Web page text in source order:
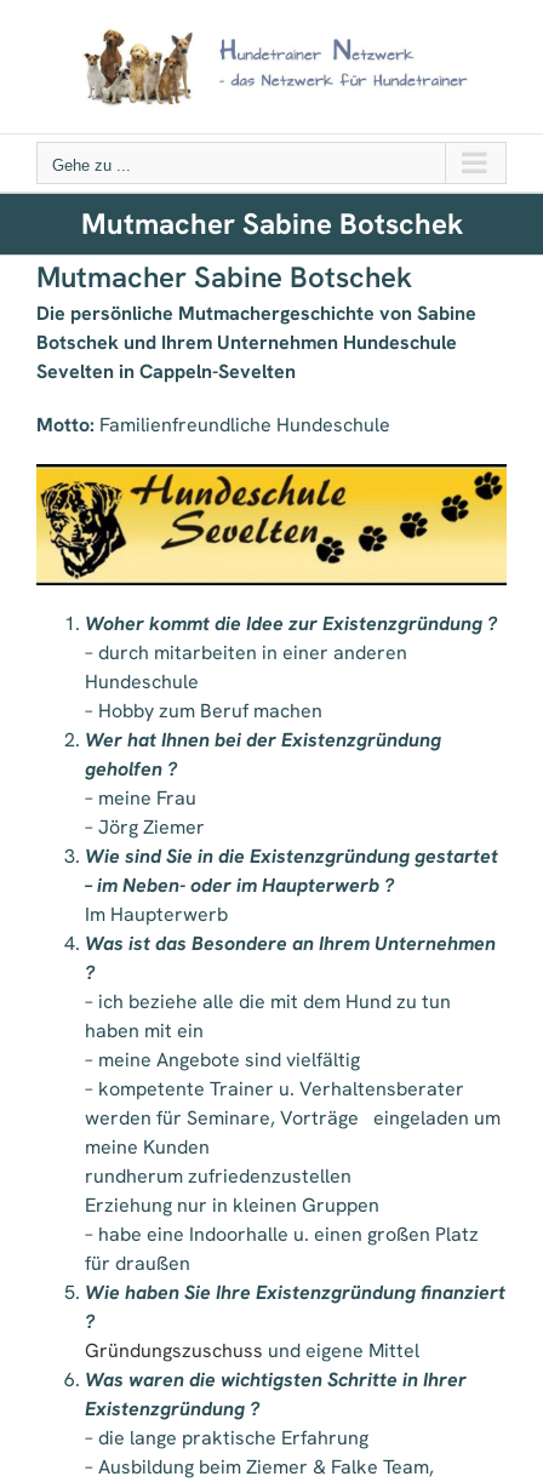
Gehe zu ...
Mutmacher Sabine Botschek
Mutmacher Sabine Botschek
Die persönliche Mutmachergeschichte von Sabine
Botschek und Ihrem Unternehmen Hundeschule
Sevelten in Cappeln-Sevelten
Motto: Familienfreundliche Hundeschule
Woher kommt die Idee zur Existenzgründung ?
– durch mitarbeiten in einer anderen
Hundeschule
– Hobby zum Beruf machen
Wer hat Ihnen bei der Existenzgründung
geholfen ?
– meine Frau
– Jörg Ziemer
Wie sind Sie in die Existenzgründung gestartet
– im Neben- oder im Haupterwerb ?
Im Haupterwerb
Was ist das Besondere an Ihrem Unternehmen
?
– ich beziehe alle die mit dem Hund zu tun
haben mit ein
– meine Angebote sind vielfältig
– kompetente Trainer u. Verhaltensberater
werden für Seminare, Vorträge eingeladen um
meine Kunden
rundherum zufriedenzustellen
Erziehung nur in kleinen Gruppen
– habe eine Indoorhalle u. einen großen Platz
für draußen
Wie haben Sie Ihre Existenzgründung finanziert
?
Gründungszuschuss und eigene Mittel
Was waren die wichtigsten Schritte in Ihrer
Existenzgründung ?
– die lange praktische Erfahrung
– Ausbildung beim Ziemer & Falke Team,